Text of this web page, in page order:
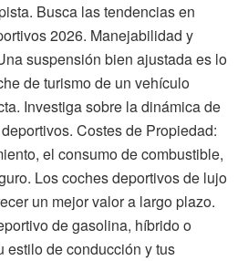
Busca las tendencias en
2026. Manejabilidad y
suspensión bien ajustada es lo
de turismo de un vehículo
Investiga sobre la dinámica de
Costes de Propiedad:
el consumo de combustible,
Los coches deportivos de lujo
un mejor valor a largo plazo.
de gasolina, híbrido o
estilo de conducción y tus